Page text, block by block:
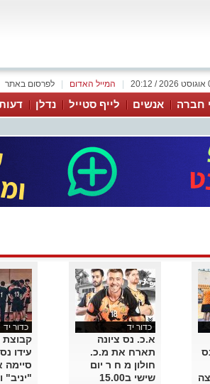
לפרסום באתר המייל האדום
חברה אנשים לייף סטייל נדלן
כדור יד
א.כ. נס ציונה
תארח את מ.כ.
חולון מ ח ר יום
שישי ב15.00
כדור יד
קבוצת
עידו
סיימה
"יניב"